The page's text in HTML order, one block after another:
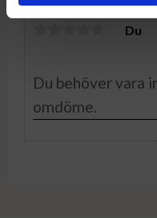
Du